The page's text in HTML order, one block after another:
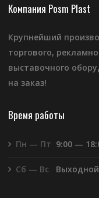
Компания Posm Plast
Крупнейший
торгового,
выставочного
на заказ!
Время работы
Пн — Пт 9:00 —
Сб — Вс Выходной